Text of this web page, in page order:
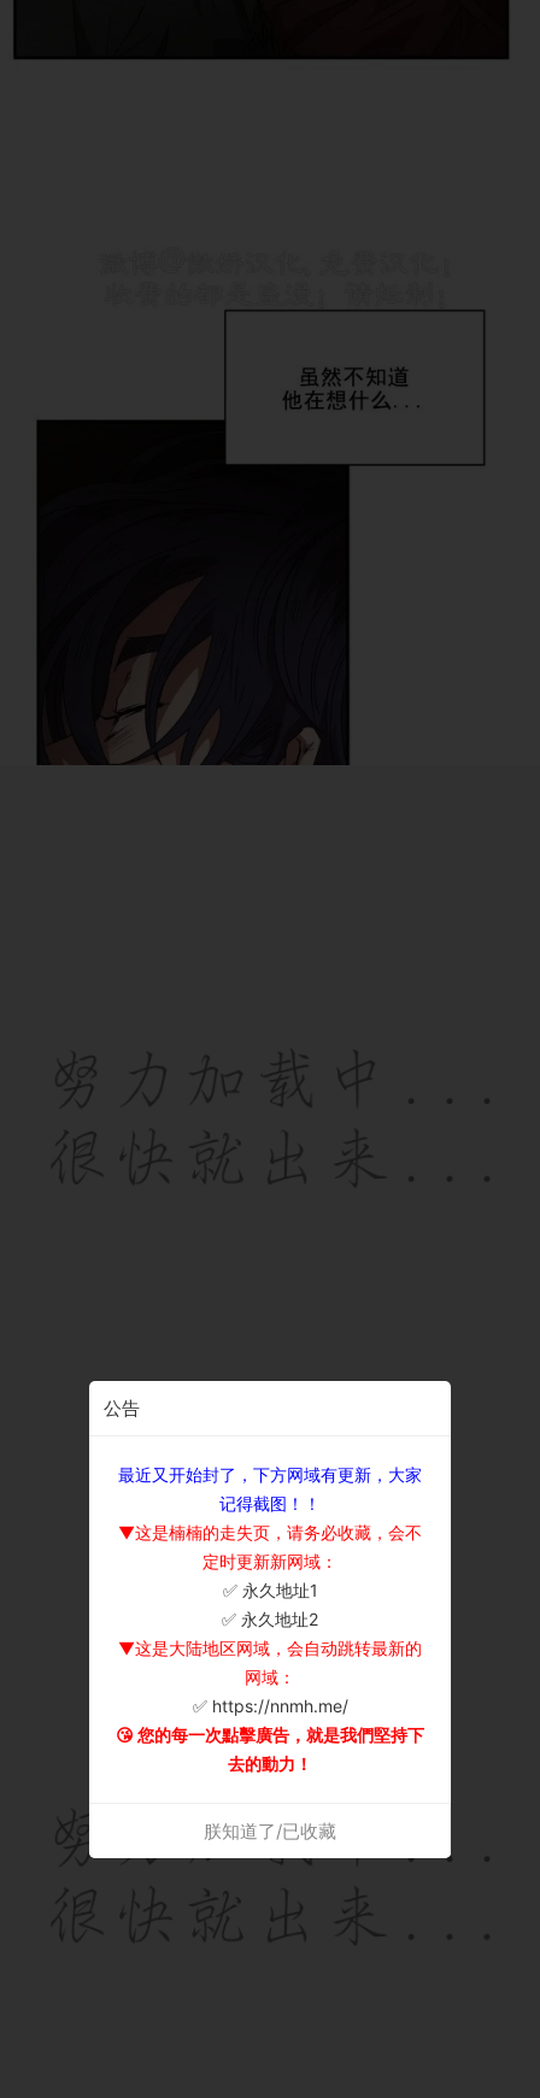
公告
最近又开始封了，下方网域有更新，大家
记得截图！！
▼这是楠楠的走失页，请务必收藏，会不
定时更新新网域：
✅ 永久地址1
✅ 永久地址2
▼这是大陆地区网域，会自动跳转最新的
网域：
✅ https://nnmh.me/
😘 您的每一次點擊廣告，就是我們堅持下
去的動力！
朕知道了/已收藏